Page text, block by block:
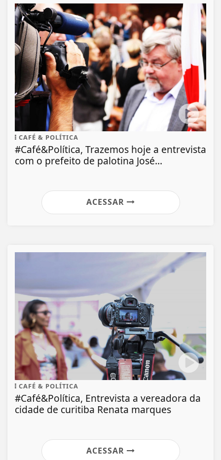
CAFÉ & POLÍTICA
#Café&Política, Trazemos hoje a entrevista
com o prefeito de palotina José...
ACESSAR
CAFÉ & POLÍTICA
#Café&Política, Entrevista a vereadora da
cidade de curitiba Renata marques
ACESSAR